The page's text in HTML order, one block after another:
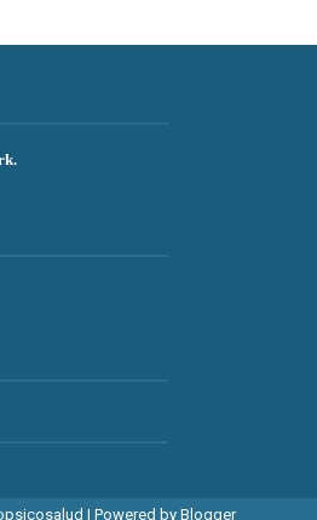
.
| Powered by Blogger